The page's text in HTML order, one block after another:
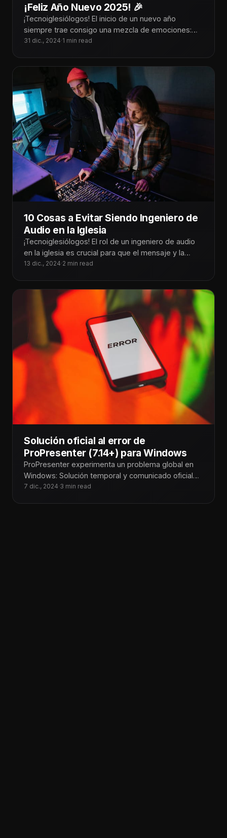
¡Feliz Año Nuevo 2025! 🎉
¡Tecnoiglesiólogos! El inicio de un nuevo año
siempre trae consigo una mezcla de emociones:
gratitud por las bendiciones del año
31 dic., 2024·1 min read
10 Cosas a Evitar Siendo Ingeniero de
Audio en la Iglesia
¡Tecnoiglesiólogos! El rol de un ingeniero de audio
en la iglesia es crucial para que el mensaje y la
adoración
13 dic., 2024·2 min read
Solución oficial al error de
ProPresenter (7.14+) para Windows
ProPresenter experimenta un problema global en
Windows: Solución temporal y comunicado oficial
En Tecnoiglesia, somos conscientes del impacto
7 dic., 2024·3 min read